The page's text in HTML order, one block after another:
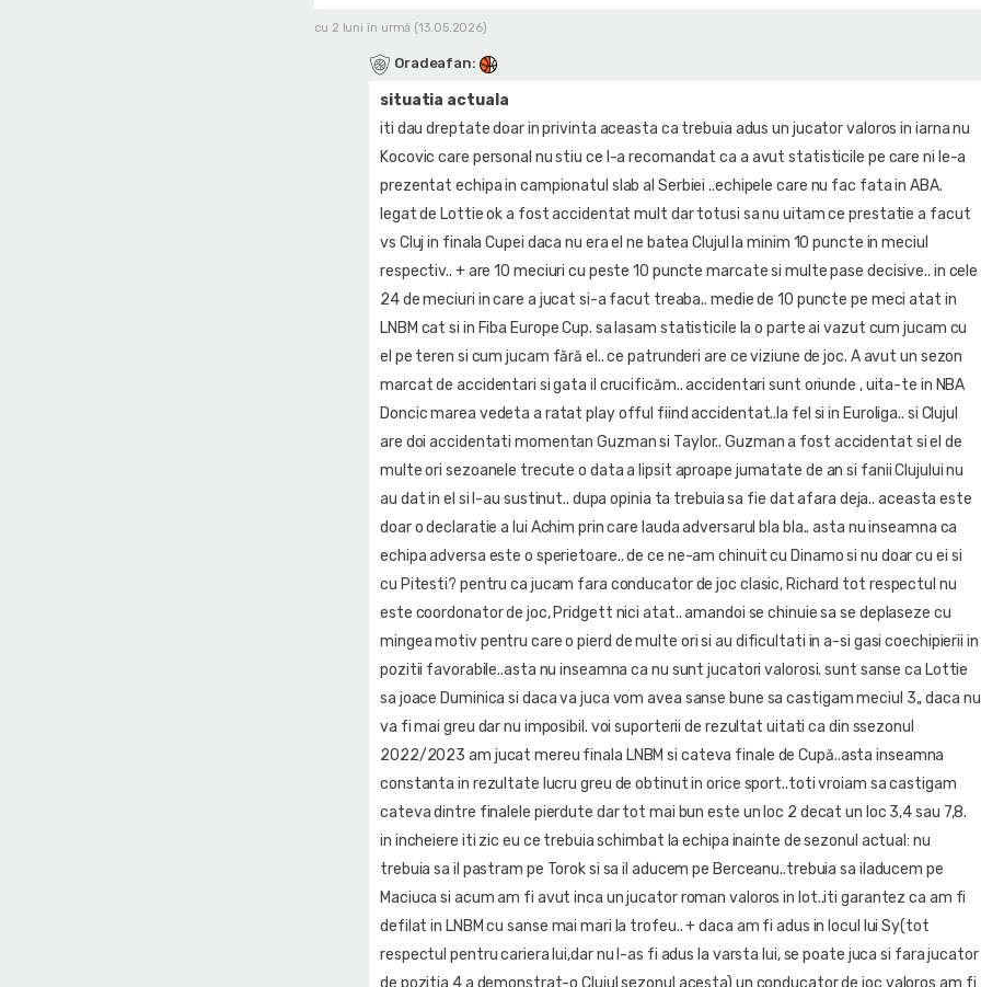
cu 2 luni în urmă (13.05.2026)
Oradeafan:
situatia actuala
iti dau dreptate doar in privinta aceasta ca trebuia adus un jucator valoros in iarna nu
Kocovic care personal nu stiu ce l-a recomandat ca a avut statisticile pe care ni le-a
prezentat echipa in campionatul slab al Serbiei ..echipele care nu fac fata in ABA.
legat de Lottie ok a fost accidentat mult dar totusi sa nu uitam ce prestatie a facut
vs Cluj in finala Cupei daca nu era el ne batea Clujul la minim 10 puncte in meciul
respectiv.. + are 10 meciuri cu peste 10 puncte marcate si multe pase decisive.. in cele
24 de meciuri in care a jucat si-a facut treaba.. medie de 10 puncte pe meci atat in
LNBM cat si in Fiba Europe Cup. sa lasam statisticile la o parte ai vazut cum jucam cu
el pe teren si cum jucam fără el.. ce patrunderi are ce viziune de joc. A avut un sezon
marcat de accidentari si gata il crucificăm.. accidentari sunt oriunde , uita-te in NBA
Doncic marea vedeta a ratat play offul fiind accidentat..la fel si in Euroliga.. si Clujul
are doi accidentati momentan Guzman si Taylor.. Guzman a fost accidentat si el de
multe ori sezoanele trecute o data a lipsit aproape jumatate de an si fanii Clujului nu
au dat in el si l-au sustinut.. dupa opinia ta trebuia sa fie dat afara deja.. aceasta este
doar o declaratie a lui Achim prin care lauda adversarul bla bla.. asta nu inseamna ca
echipa adversa este o sperietoare.. de ce ne-am chinuit cu Dinamo si nu doar cu ei si
cu Pitesti? pentru ca jucam fara conducator de joc clasic, Richard tot respectul nu
este coordonator de joc, Pridgett nici atat.. amandoi se chinuie sa se deplaseze cu
mingea motiv pentru care o pierd de multe ori si au dificultati in a-si gasi coechipierii in
pozitii favorabile..asta nu inseamna ca nu sunt jucatori valorosi. sunt sanse ca Lottie
sa joace Duminica si daca va juca vom avea sanse bune sa castigam meciul 3,, daca nu
va fi mai greu dar nu imposibil. voi suporterii de rezultat uitati ca din ssezonul
2022/2023 am jucat mereu finala LNBM si cateva finale de Cupă..asta inseamna
constanta in rezultate lucru greu de obtinut in orice sport..toti vroiam sa castigam
cateva dintre finalele pierdute dar tot mai bun este un loc 2 decat un loc 3,4 sau 7,8.
in incheiere iti zic eu ce trebuia schimbat la echipa inainte de sezonul actual: nu
trebuia sa il pastram pe Torok si sa il aducem pe Berceanu..trebuia sa iladucem pe
Maciuca si acum am fi avut inca un jucator roman valoros in lot..iti garantez ca am fi
defilat in LNBM cu sanse mai mari la trofeu.. + daca am fi adus in locul lui Sy(tot
respectul pentru cariera lui,dar nu l-as fi adus la varsta lui, se poate juca si fara jucator
de pozitia 4 a demonstrat-o Clujul sezonul acesta) un conducator de joc valoros am fi